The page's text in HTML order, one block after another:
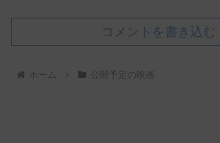
コメントを書き込む
ホーム 公開予定の映画